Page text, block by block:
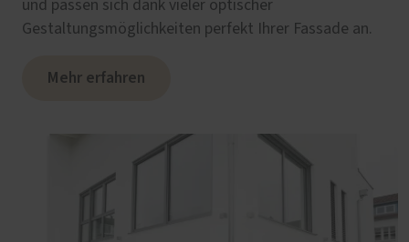
und passen sich dank vieler optischer
Gestaltungsmöglichkeiten perfekt Ihrer Fassade an.
Mehr erfahren